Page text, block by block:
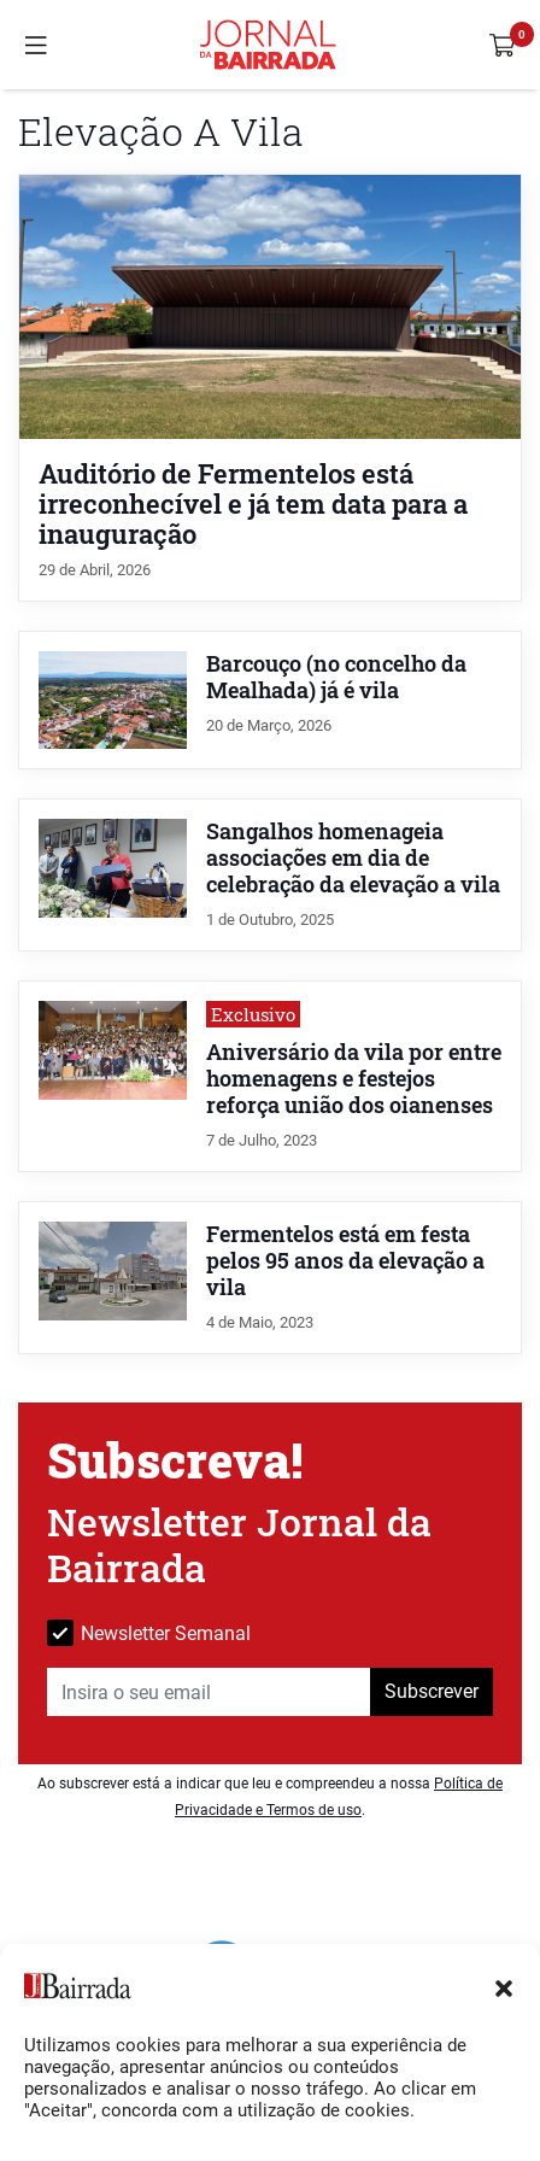
Utilizamos cookies para melhorar a sua experiência de
navegação, apresentar anúncios ou conteúdos
personalizados e analisar o nosso tráfego. Ao clicar em
"Aceitar", concorda com a utilização de cookies.
Elevação A Vila
Auditório de Fermentelos está
irreconhecível e já tem data para a
inauguração
29 de Abril, 2026
Barcouço (no concelho da
Mealhada) já é vila
20 de Março, 2026
Sangalhos homenageia
associações em dia de
celebração da elevação a vila
1 de Outubro, 2025
Exclusivo
Aniversário da vila por entre
homenagens e festejos
reforça união dos oianenses
7 de Julho, 2023
Fermentelos está em festa
pelos 95 anos da elevação a
vila
4 de Maio, 2023
Subscreva!
Newsletter Jornal da
Bairrada
Newsletter Semanal
Subscrever
Ao subscrever está a indicar que leu e compreendeu a nossa Política de
Privacidade e Termos de uso.
Siga-nos
Facebook
O Jornal da Bairrada
Contactos